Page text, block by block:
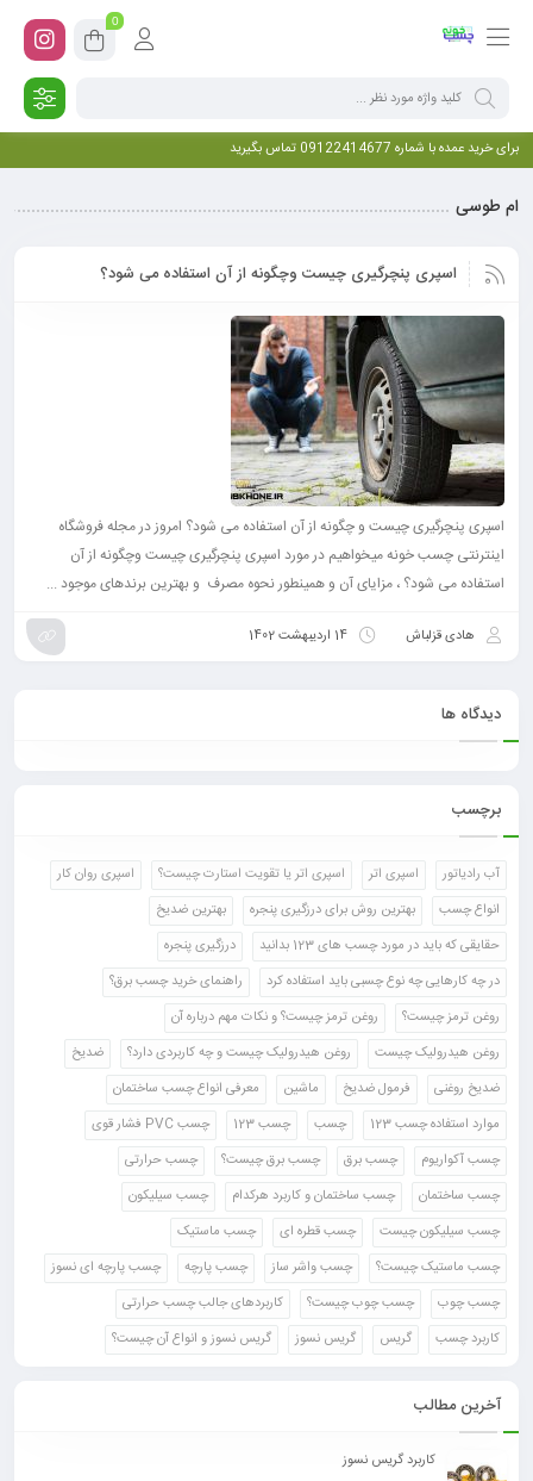
0
برای خرید عمده با شماره 09122414677 تماس بگیرید
ام طوسی
اسپری پنچرگیری چیست وچگونه از آن استفاده می شود؟
اسپری پنچرگیری چیست و چگونه از آن استفاده می شود؟ امروز در مجله فروشگاه
اینترنتی چسب خونه میخواهیم در مورد اسپری پنچرگیری چیست وچگونه از آن
استفاده می شود؟ ، مزایای آن و همینطور نحوه مصرف و بهترین برند‌های موجود ...
هادی قزلباش 14 اردیبهشت 1402
دیدگاه ها
برچسب
آب رادیاتور اسپری اتر اسپری اتر یا تقویت استارت چیست؟
اسپری روان کار
انواع چسب
بهترین روش برای درزگیری پنجره
بهترین ضدیخ
حقایقی که باید در مورد چسب های 123 بدانید
درزگیری پنجره
در چه کارهایی چه نوع چسبی باید استفاده کرد
راهنمای خرید چسب برق؟
روغن ترمز چیست؟
روغن ترمز چیست؟ و نکات مهم درباره آن
روغن هیدرولیک چیست
روغن هیدرولیک چیست و چه کاربردی دارد؟
ضدیخ
ضدیخ روغنی
فرمول ضدیخ ماشین
معرفی انواع چسب ساختمان
موارد استفاده چسب 123
چسب چسب 123
چسب PVC فشار قوی
چسب آکواریوم
چسب برق چسب برق چیست؟
چسب حرارتی
چسب ساختمان
چسب ساختمان و کاربرد هرکدام
چسب سیلیکون
چسب سیلیکون چیست
چسب قطره ای
چسب ماستیک
چسب ماستیک چیست؟
چسب واشر ساز چسب پارچه
چسب پارچه ای نسوز
چسب چوب
چسب چوب چیست؟
کاربردهای جالب چسب حرارتی
کاربرد چسب
گریس گریس نسوز گریس نسوز و انواع آن چیست؟
آخرین مطالب
کاربرد گریس نسوز